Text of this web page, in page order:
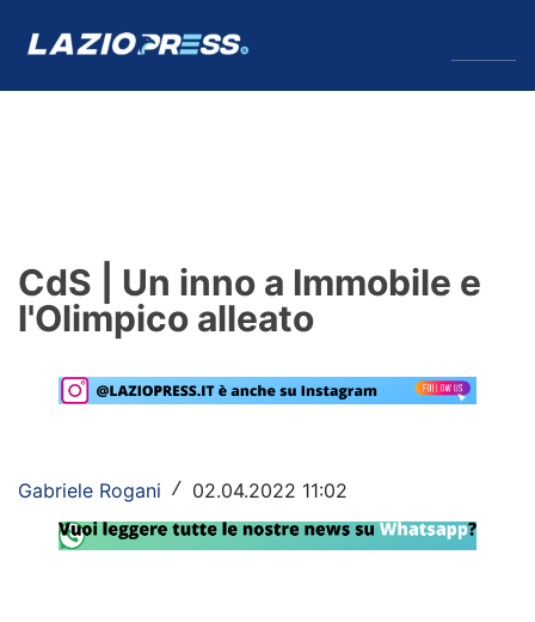
Formello
Primavera
Lazio Women
CdS | Un inno a Immobile e
l'Olimpico alleato
Gabriele Rogani / 02.04.2022 11:02